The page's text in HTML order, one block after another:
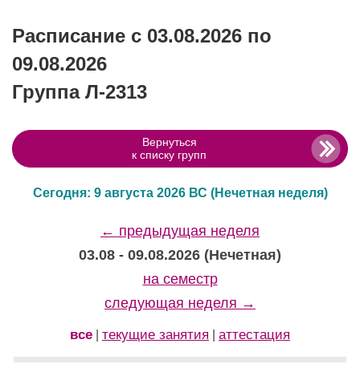
Расписание с 03.08.2026 по
09.08.2026
Группа Л-2313
Вернуться
к списку групп
Сегодня: 9 августа 2026 ВС (Нечетная неделя)
← предыдущая неделя
03.08 - 09.08.2026 (Нечетная)
на семестр
следующая неделя →
все текущие занятия аттестация